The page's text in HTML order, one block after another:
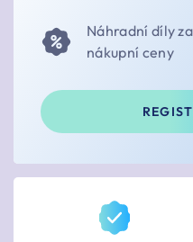
Náhradní díly za
nákupní ceny